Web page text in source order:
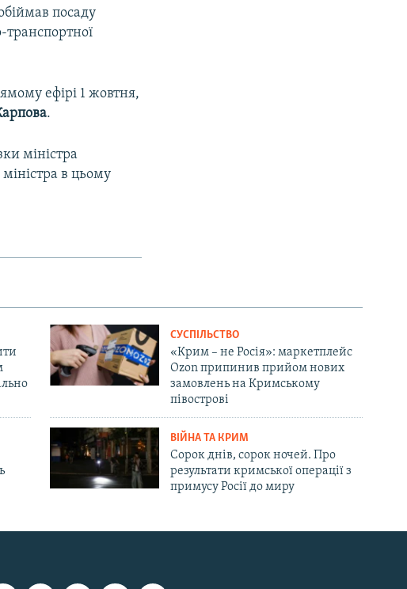
посаду
ефірі 1 жовтня,
.
міністра
в цьому
СУСПІЛЬСТВО
«Крим – не Росія»: маркетплейс
Ozon припинив прийом нових
замовлень на Кримському
півострові
ВІЙНА ТА КРИМ
Сорок днів, сорок ночей. Про
результати кримської операції з
примусу Росії до миру